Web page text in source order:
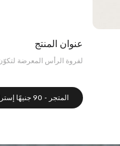
عنوان المنتج
لفروة الرأس المعرضة
المتجر - 90 جنيهًا إسترلينيًا